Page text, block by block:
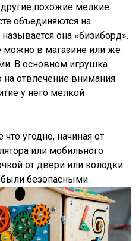
похожие мелкие
объединяются на
она «бизиборд».
можно в магазине или же
В основном игрушка
на отвлечение внимания
у него мелкой
угодно, начиная от
или мобильного
от двери или колодки.
были безопасными.